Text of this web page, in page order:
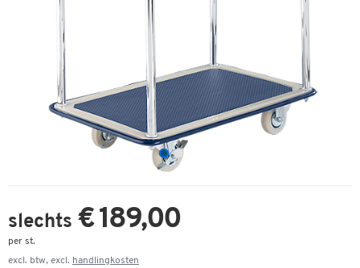
slechts € 189,00
per st.
excl. btw, excl. handlingkosten